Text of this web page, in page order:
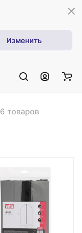
Изменить
6 товаров